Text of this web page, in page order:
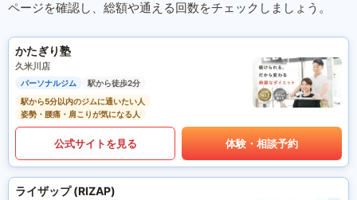
ページを確認し、総額や通える回数をチェックしましょう。
かたぎり塾
久米川店
パーソナルジム
駅から徒歩2分
駅から5分以内のジムに通いたい人
姿勢・腰痛・肩こりが気になる人
公式サイトを見る 体験・相談予約
ライザップ (RIZAP)